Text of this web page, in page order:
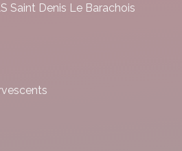
Saint Denis Le Barachois